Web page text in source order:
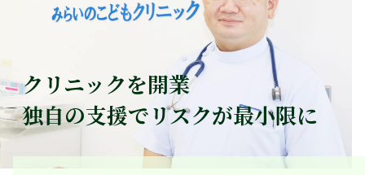
クリニックを開業
独自の支援でリスクが最小限に